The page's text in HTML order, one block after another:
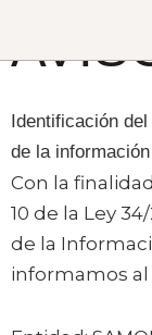
Identificación
de la información
Con la
10 de la Ley
de la
informamos al